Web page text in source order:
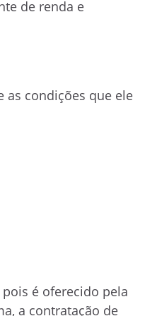
de renda e
as condições que ele
é oferecido pela
a contratação de